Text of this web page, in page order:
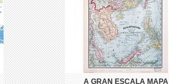
A GRAN ESCALA MAPA